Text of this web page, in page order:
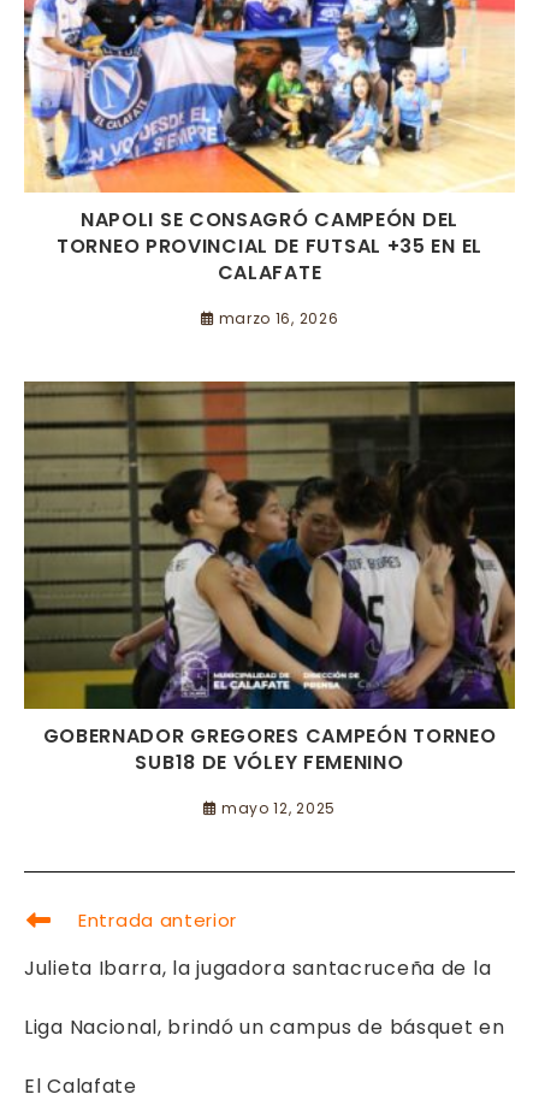
NAPOLI SE CONSAGRÓ CAMPEÓN DEL
TORNEO PROVINCIAL DE FUTSAL +35 EN EL
CALAFATE
marzo 16, 2026
GOBERNADOR GREGORES CAMPEÓN TORNEO
SUB18 DE VÓLEY FEMENINO
mayo 12, 2025
LEER
ARTÍCULOS
Entrada anterior
Julieta Ibarra, la jugadora santacruceña de la
Liga Nacional, brindó un campus de básquet en
El Calafate